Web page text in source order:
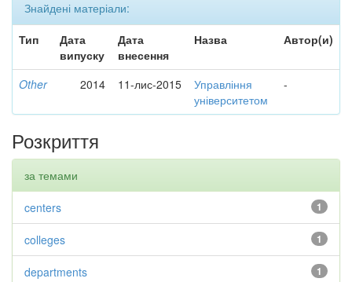
Знайдені матеріали:
Тип
Дата
випуску
Дата
внесення
Назва Автор(и)
Other 2014 11-лис-2015
Управління
університетом
-
Розкриття
за темами
1
centers
1
colleges
1
departments